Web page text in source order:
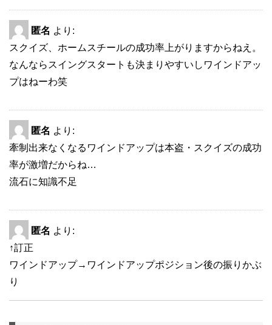
匿名 より:
スクイズ、ホームスチールの成功率上がりますからねえ。
なんならスイングスタートも決まりやすいしワインドアッ
プはねーわ笑
匿名 より:
牽制出来なくなるワインドアップは本盗・スクイズの成功
率が激増だからね…
流石に知識不足
匿名 より:
↑訂正
ワインドアップ→ワインドアップポジション後の振りかぶ
り